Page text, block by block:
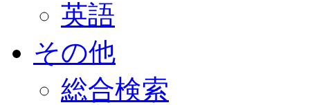
英語
その他
総合検索